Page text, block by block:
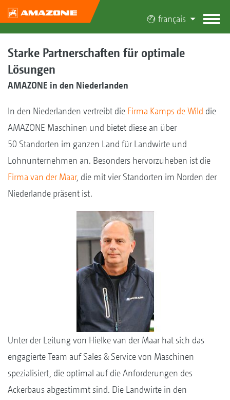
français
Starke Partnerschaften für optimale
Lösungen
AMAZONE in den Niederlanden
In den Niederlanden vertreibt die Firma Kamps de Wild die
AMAZONE Maschinen und bietet diese an über
50 Standorten im ganzen Land für Landwirte und
Lohnunternehmen an. Besonders hervorzuheben ist die
Firma van der Maar, die mit vier Standorten im Norden der
Niederlande präsent ist.
Unter der Leitung von Hielke van der Maar hat sich das
engagierte Team auf Sales & Service von Maschinen
spezialisiert, die optimal auf die Anforderungen des
Ackerbaus abgestimmt sind. Die Landwirte in den